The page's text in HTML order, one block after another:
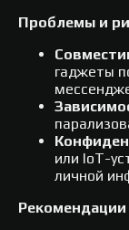
Проблемы и
гаджеты
или IoT-
личной